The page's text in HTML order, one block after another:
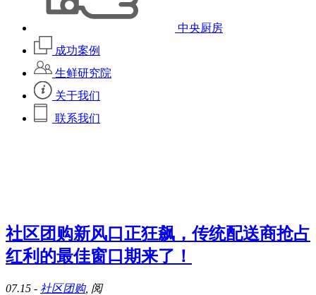
中央厨房
成功案例
生鲜研究院
关于我们
联系我们
社区团购新风口正狂飙，传统配送商抢占
红利的最佳窗口期来了！
07.15 - 社区团购, 阅